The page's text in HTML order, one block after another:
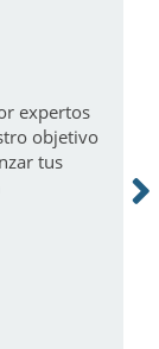
expertos
objetivo
tus